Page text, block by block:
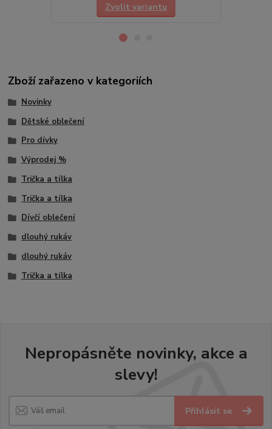
Zvolit variantu
Zboží zařazeno v kategoriích
Novinky
Dětské oblečení
Pro dívky
Výprodej %
Trička a tílka
Trička a tílka
Dívčí oblečení
dlouhý rukáv
dlouhý rukáv
Trička a tílka
Nepropásněte novinky, akce a
slevy!
Přihlásit se